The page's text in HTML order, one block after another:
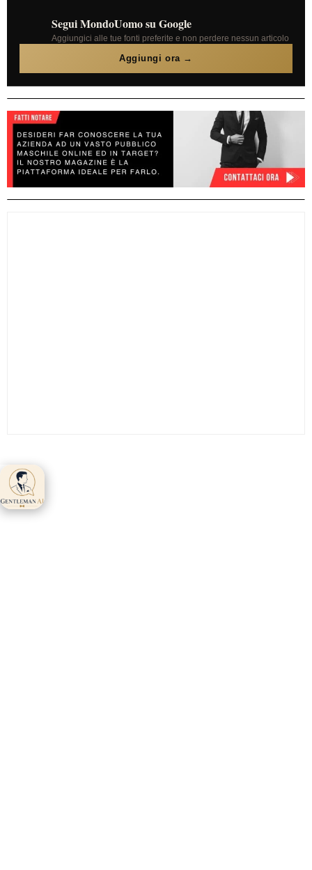
Segui MondoUomo su Google
Aggiungici alle tue fonti preferite e non perdere nessun articolo
Aggiungi ora →